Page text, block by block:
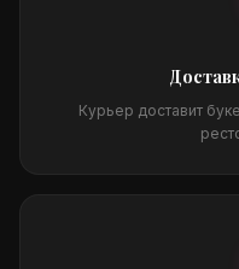
Курьер доставит